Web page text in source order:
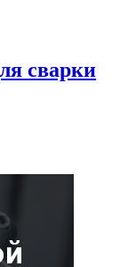
сварки